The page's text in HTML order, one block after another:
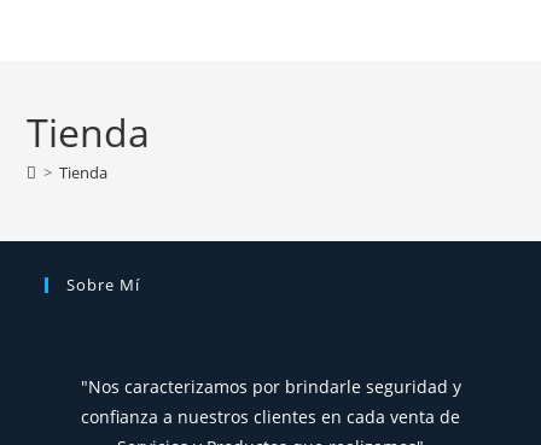
Tienda
> Tienda
Sobre Mí
"Nos caracterizamos por brindarle seguridad y
confianza a nuestros clientes en cada venta de